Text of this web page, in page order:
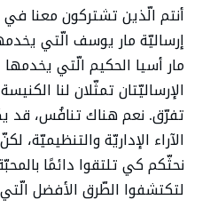
أنتم الّذين تشتركون معنا
إرساليّة مار يوسف الّتي
مار أسيا الحكيم الّتي
الإرساليّتان تمثّلان لنا
تفرّق. نعم هناك تنافُس،
الآراء الإداريّة والتنظيميّة،
نحثّكم كي تلتقوا دائمًا
لتكتشفوا الطّرق الأفضل